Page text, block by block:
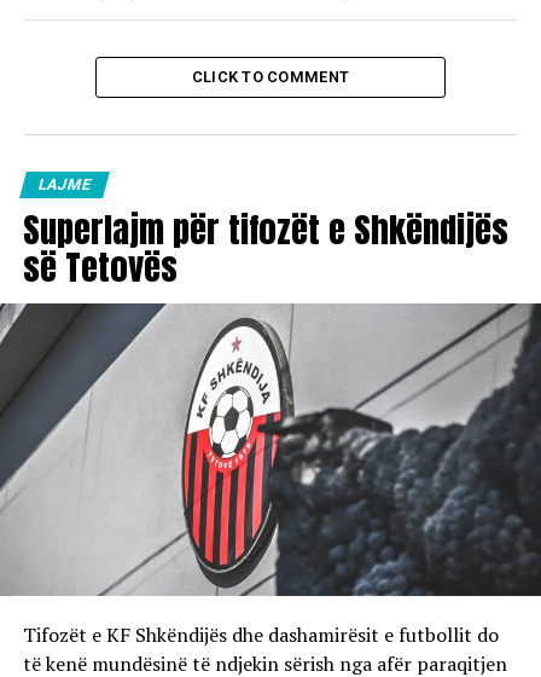
CLICK TO COMMENT
LAJME
Superlajm për tifozët e Shkëndijës
së Tetovës
Tifozët e KF Shkëndijës dhe dashamirësit e futbollit do
të kenë mundësinë të ndjekin sërish nga afër paraqitjen